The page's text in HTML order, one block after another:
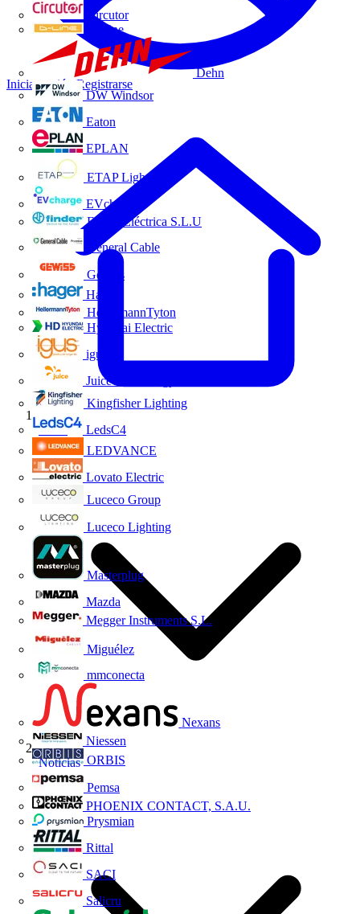
Circutor
D-Line
Dehn
DW Windsor
Eaton
EPLAN
ETAP Lighting
EVcharge
Finder Eléctrica S.L.U
General Cable
Gewiss
Hager
HellermannTyton
Hyundai Electric
igus
Juice Technology
Kingfisher Lighting
LedsC4
LEDVANCE
Lovato Electric
Luceco Group
Luceco Lighting
Masterplug
Mazda
Megger Instruments S.L.
Miguélez
mmconecta
Nexans
Niessen
ORBIS
Pemsa
PHOENIX CONTACT, S.A.U.
Prysmian
Rittal
SACI
Salicru
Iniciar sesión Registrarse
Inicio
Noticias